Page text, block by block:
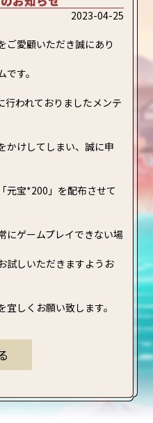
2023-04-25
ご愛顧いただき誠にあり
す。
われておりましたメンテ
かけしてしまい、誠に申
元宝*200」を配布させて
にゲームプレイできない場
試しいただきますようお
しくお願い致します。